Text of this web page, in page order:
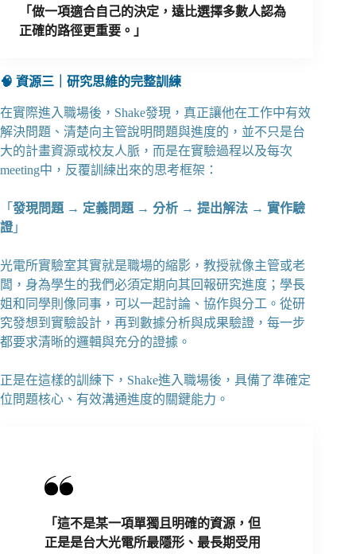
「做一項適合自己的決定，遠比選擇多數人認為
正確的路徑更重要。」
🧠 資源三｜研究思維的完整訓練
在實際進入職場後，Shake發現，真正讓他在工作中有效
解決問題、清楚向主管說明問題與進度的，並不只是台
大的計畫資源或校友人脈，而是在實驗過程以及每次
meeting中，反覆訓練出來的思考框架：
「 發現問題 → 定義問題 → 分析 → 提出解法 → 實作驗
證 」
光電所實驗室其實就是職場的縮影，教授就像主管或老
闆，身為學生的我們必須定期向其回報研究進度；學長
姐和同學則像同事，可以一起討論、協作與分工。從研
究發想到實驗設計，再到數據分析與成果驗證，每一步
都要求清晰的邏輯與充分的證據。
正是在這樣的訓練下，Shake進入職場後，具備了準確定
位問題核心、有效溝通進度的關鍵能力。
「這不是某一項單獨且明確的資源，但
正是是台大光電所最隱形、最長期受用